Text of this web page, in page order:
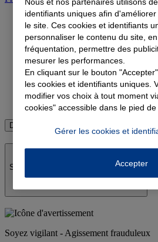
Devis complémentaire santé
Devis assurance emprunteur
Devis assurance retraite
Devis assurance vie
Découvrir toutes les assurances
Soyez vigilant - Agissement frauduleux
Soyez vigilant - Agissement frauduleux
identifiants uniques afin
le site. Ces cookies et identifiants
personnaliser le contenu du site,
fréquentation, permettre des
mesurer les performances.
En cliquant sur le bouton
les cookies et identifiants uniques.
modifier vos choix à tout moment
cookies" accessible dans le pied de
Gérer les cookies et
Accepter